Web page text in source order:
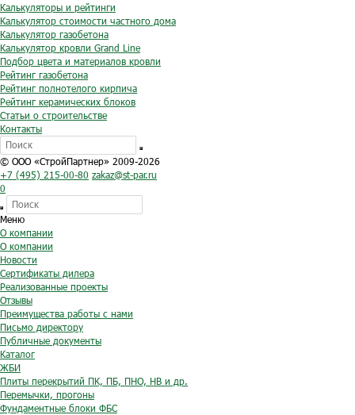
Калькуляторы и рейтинги
Калькулятор стоимости частного дома
Калькулятор газобетона
Калькулятор кровли Grand Line
Подбор цвета и материалов кровли
Рейтинг газобетона
Рейтинг полнотелого кирпича
Рейтинг керамических блоков
Статьи о строительстве
Контакты
© ООО «СтройПартнер» 2009-2026
+7 (495) 215-00-80 zakaz@st-par.ru
0
Меню
О компании
О компании
Новости
Сертификаты дилера
Реализованные проекты
Отзывы
Преимущества работы с нами
Письмо директору
Публичные документы
Каталог
ЖБИ
Плиты перекрытий ПК, ПБ, ПНО, НВ и др.
Перемычки, прогоны
Фундаментные блоки ФБС